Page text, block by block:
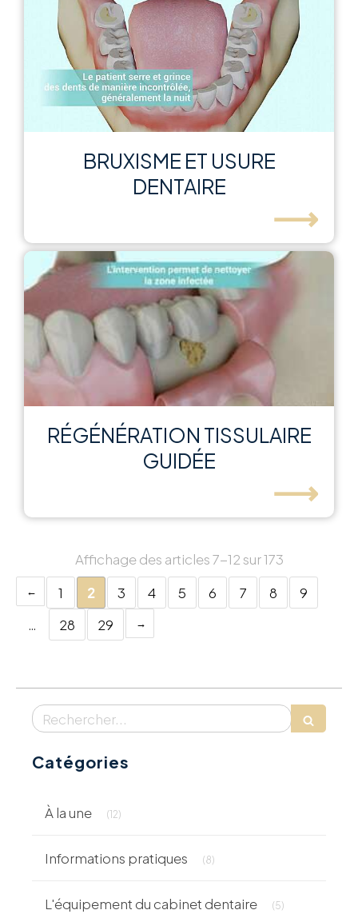
BRUXISME ET USURE
DENTAIRE
⟶
RÉGÉNÉRATION TISSULAIRE
GUIDÉE
⟶
Affichage des articles 7-12 sur 173
1
2 3 4 5 6 7 8
9
…
28 29
Rechercher
Catégories
À la une (12)
Informations pratiques (8)
L'équipement du cabinet dentaire (5)